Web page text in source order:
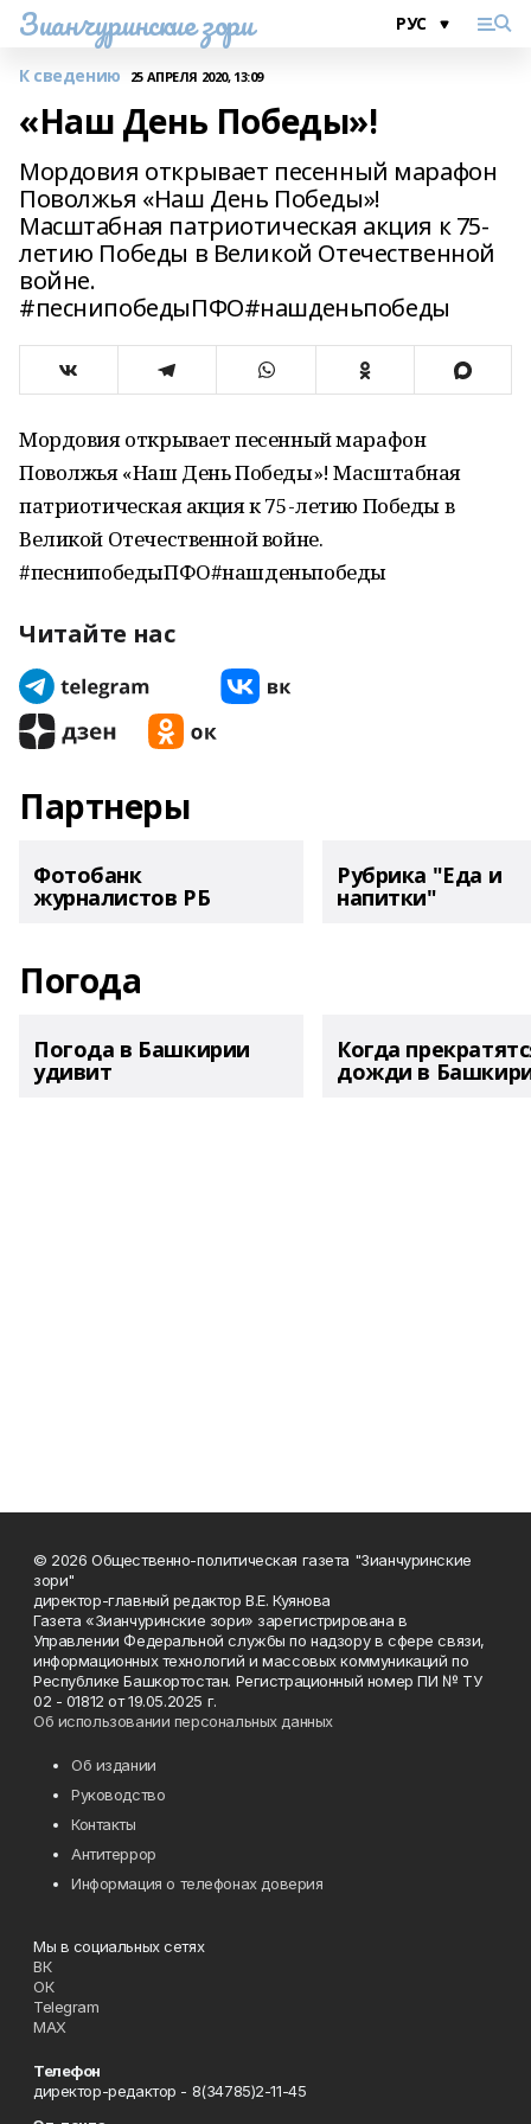
Зианчуринские зори
К сведению 25 АПРЕЛЯ 2020, 13:09
«Наш День Победы»!
Мордовия открывает песенный марафон
Поволжья «Наш День Победы»!
Масштабная патриотическая акция к 75-
летию Победы в Великой Отечественной
войне.
#песнипобедыПФО#нашденьпобеды
Мордовия открывает песенный марафон
Поволжья «Наш День Победы»! Масштабная
патриотическая акция к 75-летию Победы в
Великой Отечественной войне.
#песнипобедыПФО#нашденьпобеды
Читайте нас
Партнеры
Фотобанк
журналистов РБ
Рубрика "Еда и
напитки"
Погода
Погода в Башкирии
удивит
Когда
дожди в
© 2026 Общественно-политическая газета "Зианчуринские
зори"
директор-главный редактор В.Е. Куянова
Газета «Зианчуринские зори» зарегистрирована в
Управлении Федеральной службы по надзору в сфере связи,
информационных технологий и массовых коммуникаций по
Республике Башкортостан. Регистрационный номер ПИ № ТУ
02 - 01812 от 19.05.2025 г.
Об использовании персональных данных
Об издании
Руководство
Контакты
Антитеррор
Информация о телефонах доверия
Мы в социальных сетях
ВК
ОК
Telegram
MAX
Телефон
директор-редактор - 8(34785)2-11-45